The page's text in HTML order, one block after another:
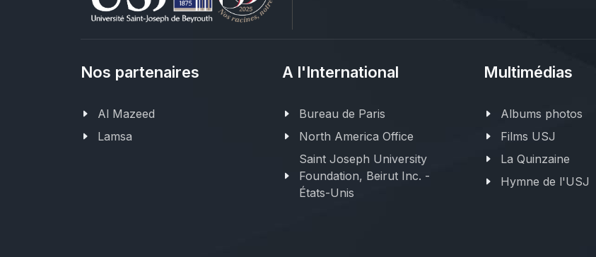
Nos partenaires
Al Mazeed
Lamsa
A l'International
Bureau de Paris
North America Office
Saint Joseph University
Foundation, Beirut Inc. -
États-Unis
Multimédias
Albums photos
Films USJ
La Quinzaine
Hymne de l'USJ